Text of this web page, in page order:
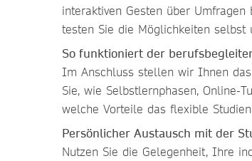
interaktiven Gesten über
testen Sie die Möglichkeiten selbst
So funktioniert der
Im Anschluss stellen wir Ihnen das
Sie, wie Selbstlernphasen, Online-
welche Vorteile das flexible
Persönlicher Austausch mit der
Nutzen Sie die Gelegenheit, Ihre